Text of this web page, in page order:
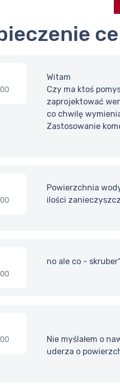
Witam
Czy ma ktoś
zaprojektować
co chwilę
Zastosowanie
Powierzchnia
ilości
no ale co -
Nie myślałem o
uderza o